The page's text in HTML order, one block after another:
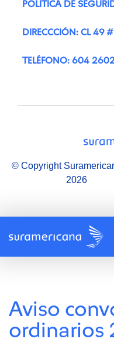
POLÍTICA DE
DIRECCCIÓN: CL 49
TELÉFONO: 604
© Copyright
2026
Aviso
ordinarios